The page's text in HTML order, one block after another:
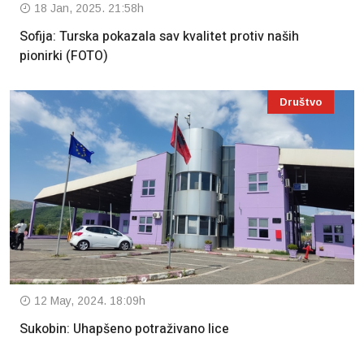
18 Jan, 2025. 21:58h
Sofija: Turska pokazala sav kvalitet protiv naših
pionirki (FOTO)
Društvo
12 May, 2024. 18:09h
Sukobin: Uhapšeno potraživano lice